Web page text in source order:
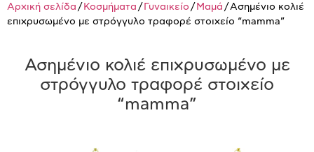
Αρχική σελίδα / Κοσμήματα / Γυναικείο / Μαμά / Ασημένιο κολιέ
επιχρυσωμένο με στρόγγυλο τραφορέ στοιχείο “mamma”
Ασημένιο κολιέ επιχρυσωμένο με
στρόγγυλο τραφορέ στοιχείο
“mamma”